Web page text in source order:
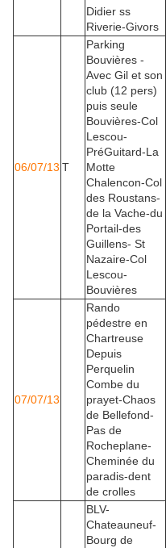
Didier ss
Riverie-Givors
06/07/13 T
Parking
Bouvières -
Avec Gil et son
club (12 pers)
puis seule
Bouvières-Col
Lescou-
PréGuitard-La
Motte
Chalencon-Col
des Roustans-
de la Vache-du
Portail-des
Guillens- St
Nazaire-Col
Lescou-
Bouvières
07/07/13
Rando
pédestre en
Chartreuse
Depuis
Perquelin
Combe du
prayet-Chaos
de Bellefond-
Pas de
Rocheplane-
Cheminée du
paradis-dent
de crolles
BLV-
Chateauneuf-
Bourg de